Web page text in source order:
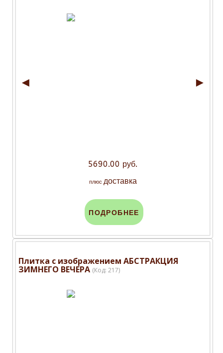
◄ ►
5690.00 руб.
плюс доставка
ПОДРОБНЕЕ
Плитка с изображением АБСТРАКЦИЯ
ЗИМНЕГО ВЕЧЕРА (Код: 217)